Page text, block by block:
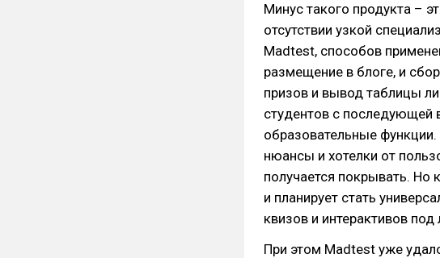
Минус такого продукта –
отсутствии узкой
Madtest, способов
размещение в блоге, и
призов и вывод таблицы
студентов с последующей
образовательные
нюансы и хотелки от
получается покрывать. Но
и планирует стать
квизов и интерактивов
При этом Madtest уже